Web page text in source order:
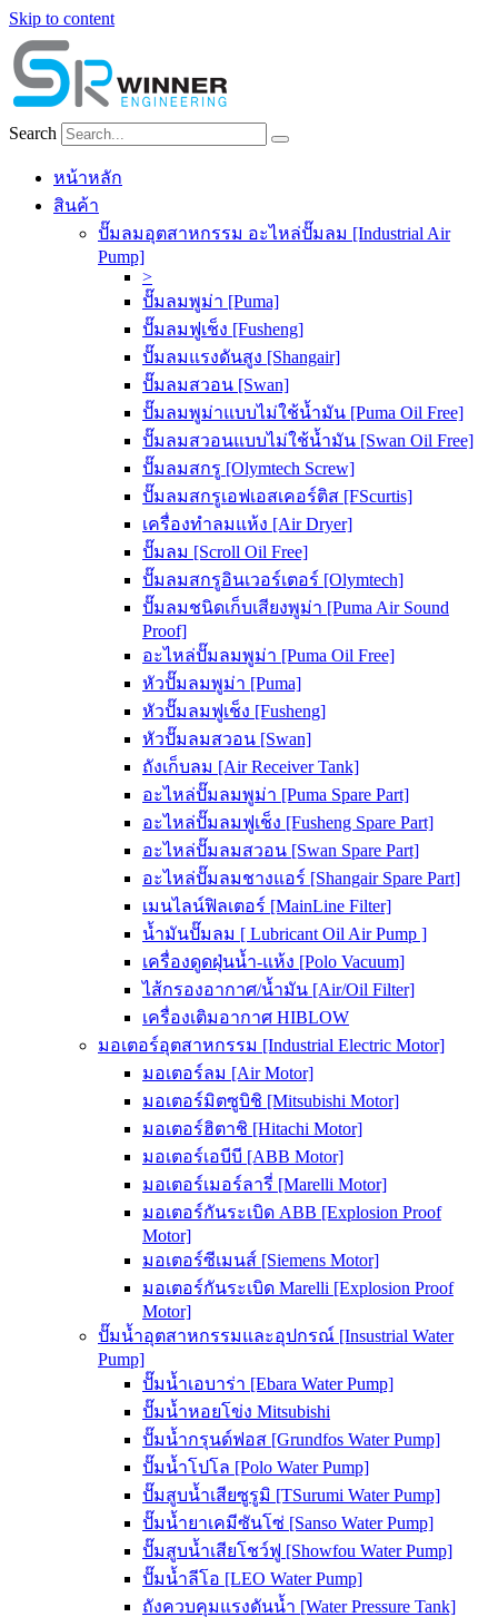
Skip to content
Search
หน้าหลัก
สินค้า
ปั๊มลมอุตสาหกรรม อะไหล่ปั๊มลม [Industrial Air
Pump]
>
ปั๊มลมพูม่า [Puma]
ปั๊มลมฟูเช็ง [Fusheng]
ปั๊มลมแรงดันสูง [Shangair]
ปั๊มลมสวอน [Swan]
ปั๊มลมพูม่าแบบไม่ใช้น้ำมัน [Puma Oil Free]
ปั๊มลมสวอนแบบไม่ใช้น้ำมัน [Swan Oil Free]
ปั๊มลมสกรู [Olymtech Screw]
ปั๊มลมสกรูเอฟเอสเคอร์ติส [FScurtis]
เครื่องทำลมแห้ง [Air Dryer]
ปั๊มลม [Scroll Oil Free]
ปั๊มลมสกรูอินเวอร์เตอร์ [Olymtech]
ปั๊มลมชนิดเก็บเสียงพูม่า [Puma Air Sound
Proof]
อะไหล่ปั๊มลมพูม่า [Puma Oil Free]
หัวปั๊มลมพูม่า [Puma]
หัวปั๊มลมฟูเช็ง [Fusheng]
หัวปั๊มลมสวอน [Swan]
ถังเก็บลม [Air Receiver Tank]
อะไหล่ปั๊มลมพูม่า [Puma Spare Part]
อะไหล่ปั๊มลมฟูเช็ง [Fusheng Spare Part]
อะไหล่ปั๊มลมสวอน [Swan Spare Part]
อะไหล่ปั๊มลมชางแอร์ [Shangair Spare Part]
เมนไลน์ฟิลเตอร์ [MainLine Filter]
น้ำมันปั๊มลม [ Lubricant Oil Air Pump ]
เครื่องดูดฝุ่นน้ำ-แห้ง [Polo Vacuum]
ไส้กรองอากาศ/น้ำมัน [Air/Oil Filter]
เครื่องเติมอากาศ HIBLOW
มอเตอร์อุตสาหกรรม [Industrial Electric Motor]
มอเตอร์ลม [Air Motor]
มอเตอร์มิตซูบิชิ [Mitsubishi Motor]
มอเตอร์ฮิตาชิ [Hitachi Motor]
มอเตอร์เอบีบี [ABB Motor]
มอเตอร์เมอร์ลารี่ [Marelli Motor]
มอเตอร์กันระเบิด ABB [Explosion Proof
Motor]
มอเตอร์ซีเมนส์ [Siemens Motor]
มอเตอร์กันระเบิด Marelli [Explosion Proof
Motor]
ปั๊มน้ำอุตสาหกรรมและอุปกรณ์ [Insustrial Water
Pump]
ปั๊มน้ำเอบาร่า [Ebara Water Pump]
ปั๊มน้ำหอยโข่ง Mitsubishi
ปั๊มน้ำกรุนด์ฟอส [Grundfos Water Pump]
ปั๊มน้ำโปโล [Polo Water Pump]
ปั๊มสูบน้ำเสียซูรูมิ [TSurumi Water Pump]
ปั๊มน้ำยาเคมีซันโซ่ [Sanso Water Pump]
ปั๊มสูบน้ำเสียโชว์ฟู [Showfou Water Pump]
ปั๊มน้ำลีโอ [LEO Water Pump]
ถังควบคุมแรงดันน้ำ [Water Pressure Tank]